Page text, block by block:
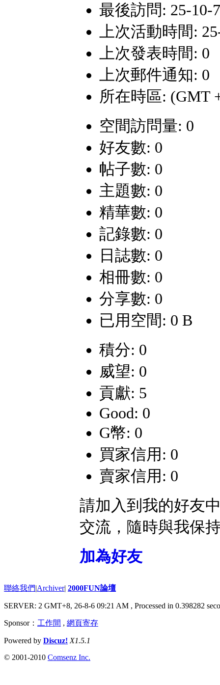
最後訪問: 25-10-
上次活動時間:
上次發表時間: 0
上次郵件通知: 0
所在時區: (GMT
空間訪問量: 0
好友數: 0
帖子數: 0
主題數: 0
精華數: 0
記錄數: 0
日誌數: 0
相冊數: 0
分享數: 0
已用空間: 0 B
積分: 0
威望: 0
貢獻: 5
Good: 0
G幣: 0
買家信用: 0
賣家信用: 0
請加入到我的好友
交流，隨時與我保
加為好友
聯絡我們|Archiver| 2000FUN論壇
SERVER: 2 GMT+8, 26-8-6 09:21 AM , Processed in 0.398282
Sponsor： 工作間 , 網頁寄存
Powered by Discuz! X1.5.1
© 2001-2010 Comsenz Inc.